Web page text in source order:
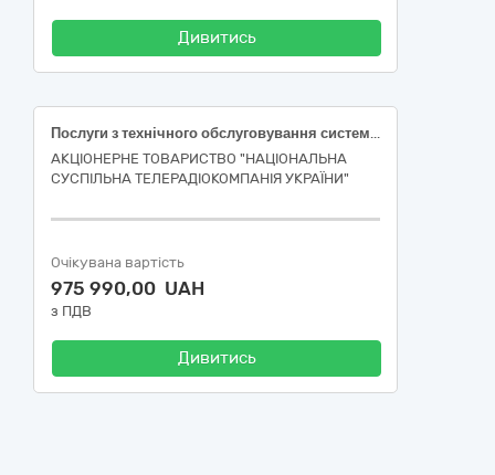
Дивитись
Послуги з технічного обслуговування систем вентиляції та кондиціювання повітря
АКЦІОНЕРНЕ ТОВАРИСТВО "НАЦІОНАЛЬНА
СУСПІЛЬНА ТЕЛЕРАДІОКОМПАНІЯ УКРАЇНИ"
Очікувана вартість
975 990,00 UAH
з ПДВ
Дивитись